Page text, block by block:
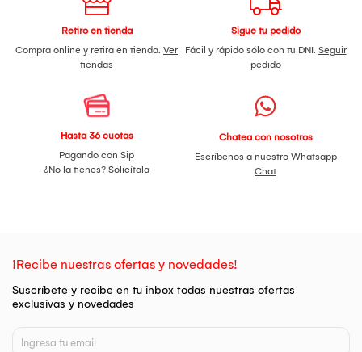
Retiro en tienda
Compra online y retira en tienda. Ver
tiendas
Sigue tu pedido
Fácil y rápido sólo con tu DNI. Seguir
pedido
Hasta 36 cuotas
Pagando con Sip
¿No la tienes? Solicítala
Chatea con nosotros
Escríbenos a nuestro Whatsapp
Chat
¡Recibe nuestras ofertas y novedades!
Suscríbete y recibe en tu inbox todas nuestras ofertas
exclusivas y novedades